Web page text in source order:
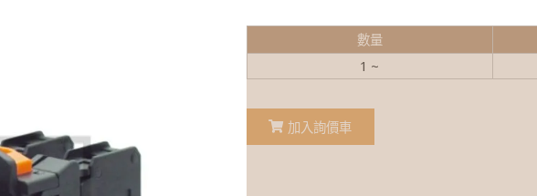
數量
1 ~
加入詢價車